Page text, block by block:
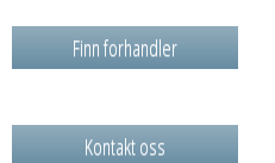
Finn forhandler
Kontakt oss